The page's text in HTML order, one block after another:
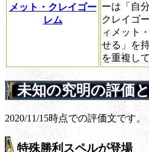
メット・クレイゴー
レム
ーは「自
クレイゴ
ィメット
せる」を
を重複し
未知の究明の評価
2020/11/15時点での評価文です。
特殊勝利スペルが登場